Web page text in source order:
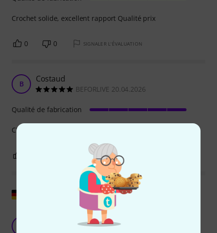
Crochet solide, excellent rapport Qualité prix
0 0 SIGNALER L'ÉVALUATION
B Costaud
BEFORLIVE 20.04.2026
C'est du lourd !!! on peut accrocher une maison dessus :)
Qualité de fabrication
SIGNALER L'ÉVALUATION
Afficher l'original
Pince autobloquante de haute qualité avec un
bon rapport qualité-prix